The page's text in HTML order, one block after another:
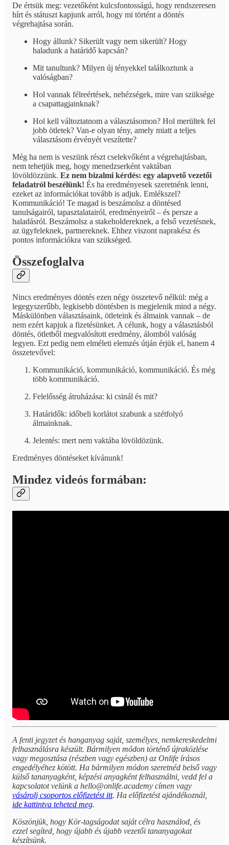
De értsük meg: vezetőként kulcsfontosságú, hogy rendszeresen
hírt és státuszt kapjunk arról, hogy mi történt a döntés
végrehajtása során.
Hogy állunk? Sikerült vagy nem sikerült? Hogy
haladunk a határidő kapcsán?
Mit tanultunk? Milyen új tényekkel találkoztunk a
valóságban?
Hol vannak félreértések, nehézségek, mire van szüksége
a csapattagjainknak?
Hol kell változtatnom a választásomon? Hol merültek fel
jobb ötletek? Van-e olyan tény, amely miatt a teljes
választásom érvényét veszítette?
Még ha nem is veszünk részt cselekvőként a végrehajtásban,
nem tehetjük meg, hogy menedzserként vaktában
lövöldözzünk. Ez nem bizalmi kérdés: egy alapvető vezetői
feladatról beszélünk! És ha eredményesek szeretnénk lenni,
ezeket az információkat tovább is adjuk. Emlékszel?
Kommunikáció! Te magad is beszámolsz a döntésed
tanulságairól, tapasztalatairól, eredményeiről – és persze a
haladásról. Beszámolsz a stakeholdereknek, a felső vezetésnek,
az ügyfeleknek, partnereknek. Ehhez viszont naprakész és
pontos információkra van szükséged.
Összefoglalva
Nincs eredményes döntés ezen négy összetevő nélkül: még a
legegyszerűbb, legkisebb döntésben is megjelenik mind a négy.
Máskülönben választásaink, ötleteink és álmaink vannak – de
nem ezért kapjuk a fizetésünket. A célunk, hogy a választásból
döntés, ötletből megvalósított eredmény, álomból valóság
legyen. Ezt pedig nem elméleti elemzés útján érjük el, hanem 4
összetevővel:
Kommunikáció, kommunikáció, kommunikáció. És még
több kommunikáció.
Felelősség átruházása: ki csinál és mit?
Határidők: időbeli korlátot szabunk a szétfolyó
álmainknak.
Jelentés: mert nem vaktába lövöldözünk.
Eredményes döntéseket kívánunk!
Mindez videós formában:
A fenti jegyzet és hanganyag saját, személyes, nemkereskedelmi
felhasználásra készült. Bármilyen módon történő újraközlése
vagy megosztása (részben vagy egészben) az Onlife írásos
engedélyéhez kötött. Ha bármilyen módon szeretnéd belső vagy
külső tananyagként, képzési anyagként felhasználni, vedd fel a
kapcsolatot velünk a hello@onlife.academy címen vagy
vásárolj csoportos előfizetést itt. Ha előfizetést ajándékoznál,
ide kattintva teheted meg.
Köszönjük, hogy Kör-tagságodat saját célra használod, és
ezzel segíted, hogy újabb és újabb vezetői tananyagokat
készítsünk.